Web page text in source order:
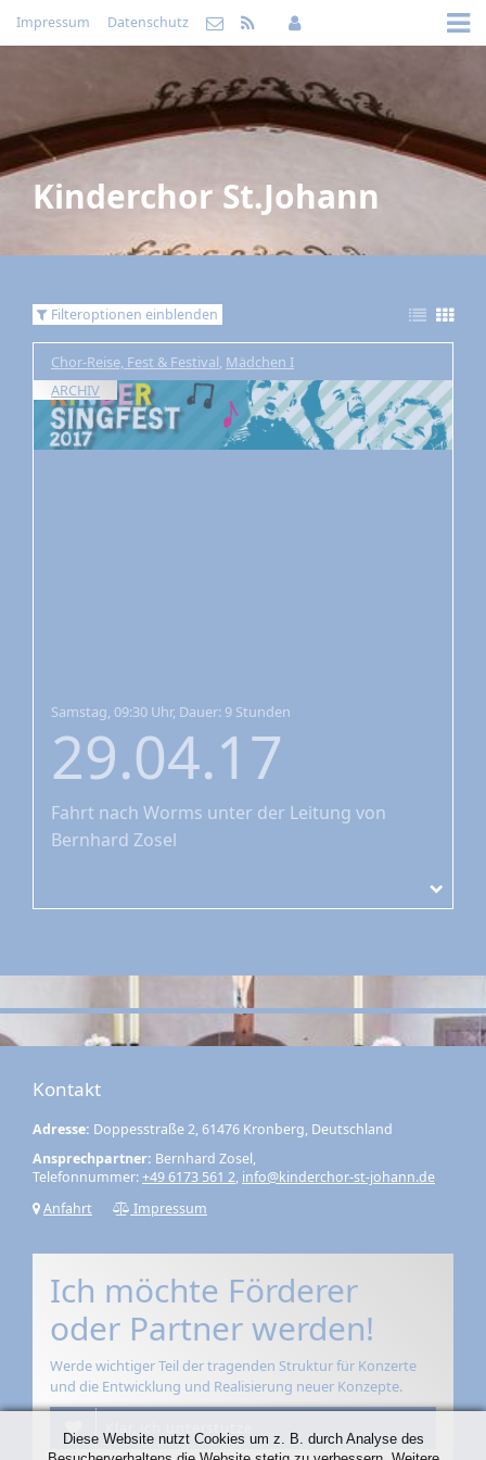
Impressum Datenschutz
Kinderchor St.Johann
Filteroptionen einblenden
Chor-Reise, Fest & Festival, Mädchen I
ARCHIV
Samstag, 09:30 Uhr, Dauer: 9 Stunden
29.04.17
Fahrt nach Worms unter der Leitung von
Bernhard Zosel
Kontakt
Adresse: Doppesstraße 2, 61476 Kronberg, Deutschland
Ansprechpartner: Bernhard Zosel,
Telefonnummer:+49 6173 561 2, info@kinderchor-st-johann.de
Anfahrt
Impressum
Ich möchte Förderer
oder Partner werden!
Werde wichtiger Teil der tragenden Struktur für Konzerte
und die Entwicklung und Realisierung neuer Konzepte.
Diese Website nutzt Cookies um z. B. durch Analyse des